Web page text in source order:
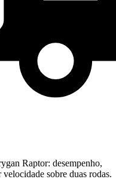
Raptor: desempenho,
sobre duas rodas.